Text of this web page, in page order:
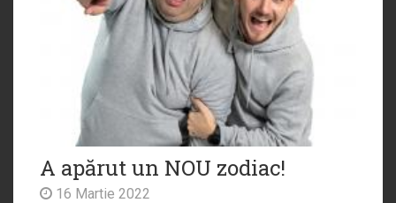
A apărut un NOU zodiac!
16 Martie 2022